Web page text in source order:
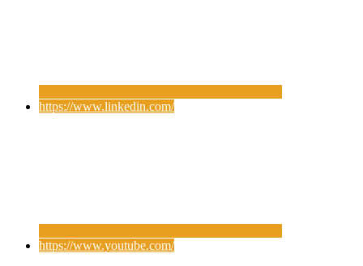
https://www.linkedin.com/
https://www.youtube.com/